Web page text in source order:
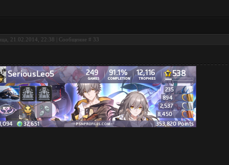
21.02.2014, 22:38 | Сообщение # 33